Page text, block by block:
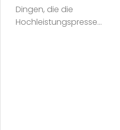
Dingen, die die
Hochleistungspresse...